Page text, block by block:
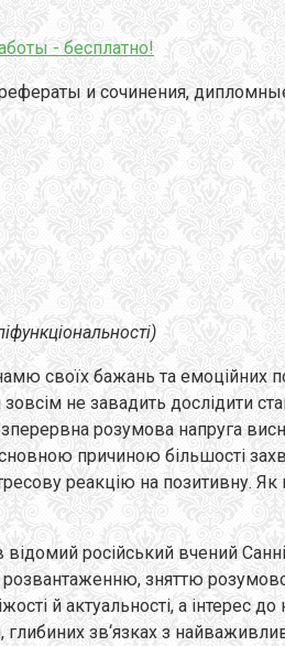
- бесплатно!
и сочинения,
своїх бажань та емоційних
не завадить дослідити
розумова напруга
причиною більшості
реакцію на позитивну.
російський вчений
зняттю
й актуальності, а інтерес
глибиних зв‘язках з